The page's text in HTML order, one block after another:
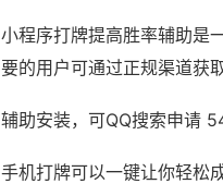
小程序打牌提高胜率辅助是
要的用户可通过正规渠道获
辅助安装，可QQ搜索申请
手机打牌可以一键让你轻松